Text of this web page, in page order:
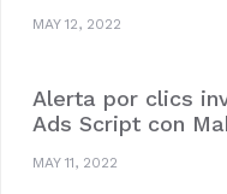
MAY 12, 2022
Alerta por clics
Ads Script con
MAY 11, 2022